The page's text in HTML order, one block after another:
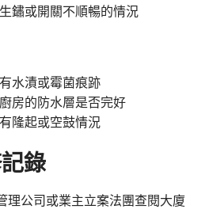
鏽或開關不順暢的情況
水漬或霉菌痕跡
房的防水層是否完好
隆起或空鼓情況
錄
理公司或業主立案法團查閱大廈